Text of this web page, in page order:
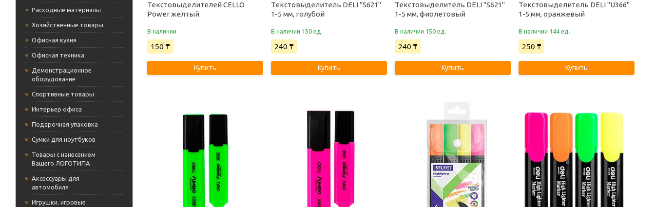
Расходные материалы
Хозяйственные товары
Офисная кухня
Офисная техника
Демонстрационное
оборудование
Cпортивные товары
Интерьер офиса
Подарочная упаковка
Сумки для ноутбуков
Товары с нанесением
Вашего ЛОГОТИПА
Аксессуары для
автомобиля
Игрушки, игровые
Текстовыделителей CELLO
Power желтый
В наличии
150 ₸
Купить
Текстовыделитель DELI "S621"
1-5 мм, голубой
В наличии 150 ед.
240 ₸
Купить
Текстовыделитель DELI "S621"
1-5 мм, фиолетовый
В наличии 150 ед.
240 ₸
Купить
Текстовыделитель DELI "U366"
1-5 мм, оранжевый
В наличии 144 ед.
250 ₸
Купить